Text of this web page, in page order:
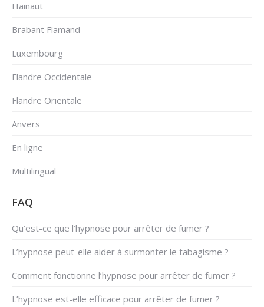
Hainaut
Brabant Flamand
Luxembourg
Flandre Occidentale
Flandre Orientale
Anvers
En ligne
Multilingual
FAQ
Qu’est-ce que l’hypnose pour arrêter de fumer ?
L’hypnose peut-elle aider à surmonter le tabagisme ?
Comment fonctionne l’hypnose pour arrêter de fumer ?
L’hypnose est-elle efficace pour arrêter de fumer ?